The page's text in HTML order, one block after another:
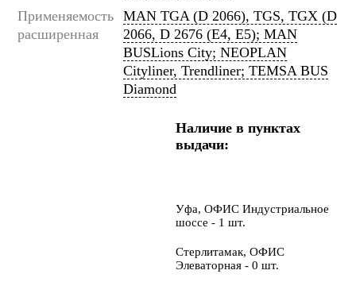
Применяемость
расширенная
MAN TGA (D 2066), TGS, TGX (D
2066, D 2676 (E4, E5); MAN
BUSLions City; NEOPLAN
Cityliner, Trendliner; TEMSA BUS
Diamond
Наличие в пунктах
выдачи:
Уфа, ОФИС Индустриальное
шоссе - 1 шт.
Стерлитамак, ОФИС
Элеваторная - 0 шт.